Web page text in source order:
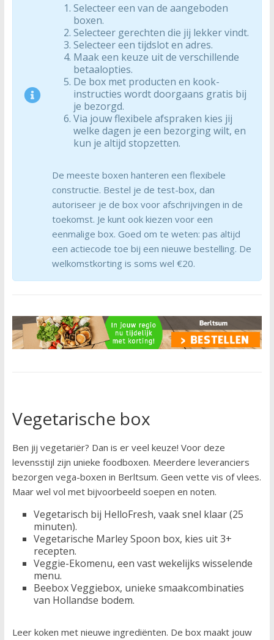
Selecteer een van de aangeboden
boxen.
Selecteer gerechten die jij lekker vindt.
Selecteer een tijdslot en adres.
Maak een keuze uit de verschillende
betaalopties.
De box met producten en kook-
instructies wordt doorgaans gratis bij
je bezorgd.
Via jouw flexibele afspraken kies jij
welke dagen je een bezorging wilt, en
kun je altijd stopzetten.
De meeste boxen hanteren een flexibele
constructie. Bestel je de test-box, dan
autoriseer je de box voor afschrijvingen in de
toekomst. Je kunt ook kiezen voor een
eenmalige box. Goed om te weten: pas altijd
een actiecode toe bij een nieuwe bestelling. De
welkomstkorting is soms wel €20.
Vegetarische box
Ben jij vegetariër? Dan is er veel keuze! Voor deze
levensstijl zijn unieke foodboxen. Meerdere leveranciers
bezorgen vega-boxen in Berltsum. Geen vette vis of vlees.
Maar wel vol met bijvoorbeeld soepen en noten.
Vegetarisch bij HelloFresh, vaak snel klaar (25
minuten).
Vegetarische Marley Spoon box, kies uit 3+
recepten.
Veggie-Ekomenu, een vast wekelijks wisselende
menu.
Beebox Veggiebox, unieke smaakcombinaties
van Hollandse bodem.
Leer koken met nieuwe ingrediënten. De box maakt jouw